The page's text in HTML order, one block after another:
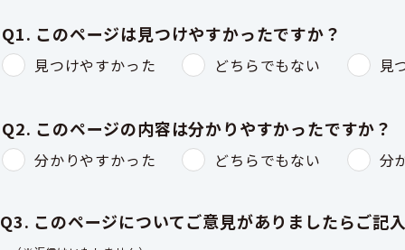
Q1. このページは見つけやすかったですか？
見つけやすかった どちらでもない 見
Q2. このページの内容は分かりやすかったですか？
分かりやすかった どちらでもない 分
Q3. このページについてご意見がありましたらご記